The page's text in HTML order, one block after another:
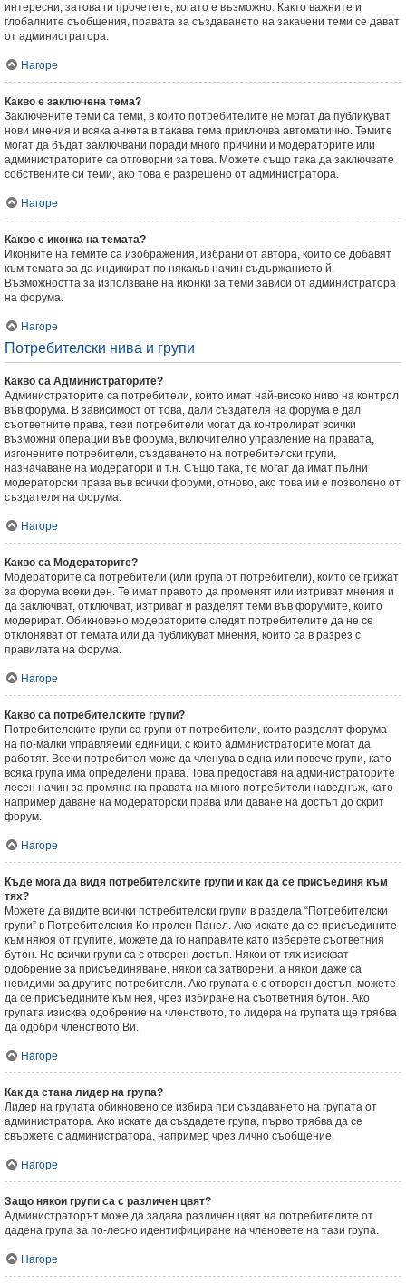
интересни, затова ги прочетете, когато е възможно. Както важните и
глобалните съобщения, правата за създаването на закачени теми се дават
от администратора.
Нагоре
Какво е заключена тема?
Заключените теми са теми, в които потребителите не могат да публикуват
нови мнения и всяка анкета в такава тема приключва автоматично. Темите
могат да бъдат заключвани поради много причини и модераторите или
администраторите са отговорни за това. Можете също така да заключвате
собствените си теми, ако това е разрешено от администратора.
Нагоре
Какво е иконка на темата?
Иконките на темите са изображения, избрани от автора, които се добавят
към темата за да индикират по някакъв начин съдържанието й.
Възможността за използване на иконки за теми зависи от администратора
на форума.
Нагоре
Потребителски нива и групи
Какво са Администраторите?
Администраторите са потребители, които имат най-високо ниво на контрол
във форума. В зависимост от това, дали създателя на форума е дал
съответните права, тези потребители могат да контролират всички
възможни операции във форума, включително управление на правата,
изгонените потребители, създаването на потребителски групи,
назначаване на модератори и т.н. Също така, те могат да имат пълни
модераторски права във всички форуми, отново, ако това им е позволено от
създателя на форума.
Нагоре
Какво са Модераторите?
Модераторите са потребители (или група от потребители), които се грижат
за форума всеки ден. Те имат правото да променят или изтриват мнения и
да заключват, отключват, изтриват и разделят теми във форумите, които
модерират. Обикновено модераторите следят потребителите да не се
отклоняват от темата или да публикуват мнения, които са в разрез с
правилата на форума.
Нагоре
Какво са потребителските групи?
Потребителските групи са групи от потребители, които разделят форума
на по-малки управляеми единици, с които администраторите могат да
работят. Всеки потребител може да членува в една или повече групи, като
всяка група има определени права. Това предоставя на администраторите
лесен начин за промяна на правата на много потребители наведнъж, като
например даване на модераторски права или даване на достъп до скрит
форум.
Нагоре
Къде мога да видя потребителските групи и как да се присъединя към
тях?
Можете да видите всички потребителски групи в раздела “Потребителски
групи” в Потребителския Контролен Панел. Ако искате да се присъедините
към някоя от групите, можете да го направите като изберете съответния
бутон. Не всички групи са с отворен достъп. Някои от тях изискват
одобрение за присъединяване, някои са затворени, а някои даже са
невидими за другите потребители. Ако групата е с отворен достъп, можете
да се присъедините към нея, чрез избиране на съответния бутон. Ако
групата изисква одобрение на членството, то лидера на групата ще трябва
да одобри членството Ви.
Нагоре
Как да стана лидер на група?
Лидер на групата обикновено се избира при създаването на групата от
администратора. Ако искате да създадете група, първо трябва да се
свържете с администратора, например чрез лично съобщение.
Нагоре
Защо някои групи са с различен цвят?
Администраторът може да задава различен цвят на потребителите от
дадена група за по-лесно идентифициране на членовете на тази група.
Нагоре